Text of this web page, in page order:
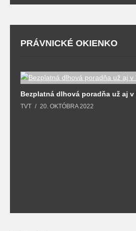
PRÁVNICKÉ OKIENKO
Bezplatná dlhová poradňa už aj v
TVT 20. OKTÓBRA 2022